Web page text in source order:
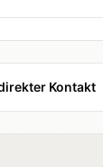
Kontakt